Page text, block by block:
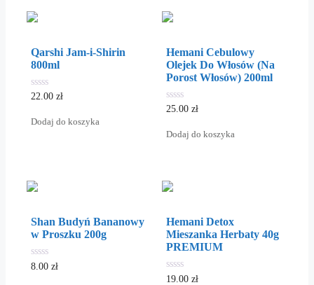
Qarshi Jam-i-Shirin
800ml
0
5
22.00 zł
Dodaj do koszyka
Hemani Cebulowy
Olejek Do Włosów (Na
Porost Włosów) 200ml
0
5
25.00zł
Dodaj do koszyka
Shan Budyń Bananowy
w Proszku 200g
0
8.00 zł
Hemani Detox
Mieszanka Herbaty 40g
PREMIUM
0
19.00zł